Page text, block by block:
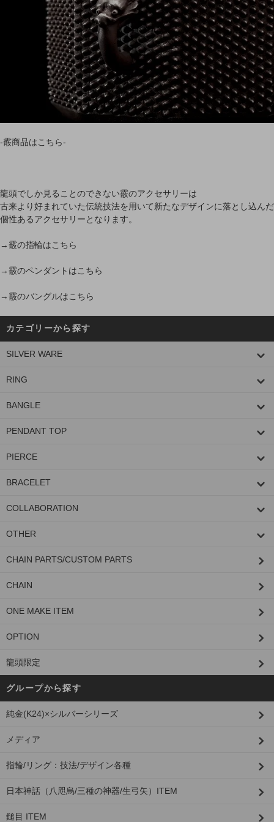
-霰商品はこちら-
龍頭でしか見ることのできない霰のアクセサリーは
古来より好まれていた伝統技法を用いて新たなデザインに落とし込んだ
個性あるアクセサリーとなります。
→霰の指輪はこちら
→霰のペンダントはこちら
→霰のバングルはこちら
カテゴリーから探す
SILVER WARE
RING
BANGLE
PENDANT TOP
PIERCE
BRACELET
COLLABORATION
OTHER
CHAIN PARTS/CUSTOM PARTS
CHAIN
ONE MAKE ITEM
OPTION
龍頭限定
グループから探す
純金(K24)×シルバーシリーズ
メディア
指輪/リング：技法/デザイン各種
日本神話（八咫烏/三種の神器/生弓矢）ITEM
鎚目 ITEM